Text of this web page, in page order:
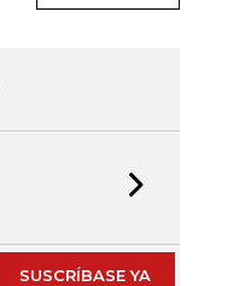
SUSCRÍBASE YA